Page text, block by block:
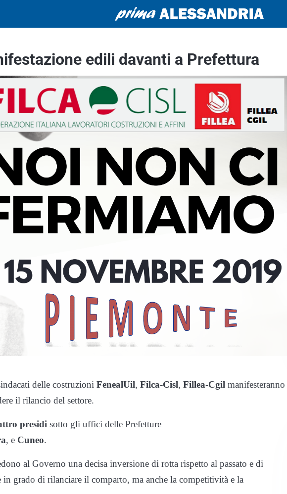
edili davanti a Prefettura
delle costruzioni FenealUil, Filca-Cisl, Fillea-Cgil manifesteranno
il rilancio del settore.
presidi sotto gli uffici delle Prefetture
, e Cuneo.
al Governo una decisa inversione di rotta rispetto al passato e di
in grado di rilanciare il comparto, ma anche la competitività e la